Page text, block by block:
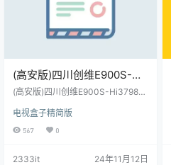
(高安版)四川创维E900S-
Hi3798MV100-黑盒8G版-
2AHPM6B-主板-当贝桌面强
刷固件包-内有教程(亲测)
(高安版)四川创维E900S-Hi3798M
00-2AHPM6B-主板-当贝桌面强刷
固件包-内有教程(亲测)
电视盒子精简版
567 0
2333it 24年11月12日